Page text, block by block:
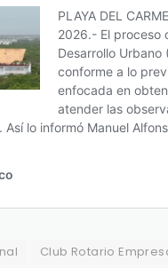
Club Rotario